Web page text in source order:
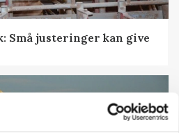
Små justeringer kan give